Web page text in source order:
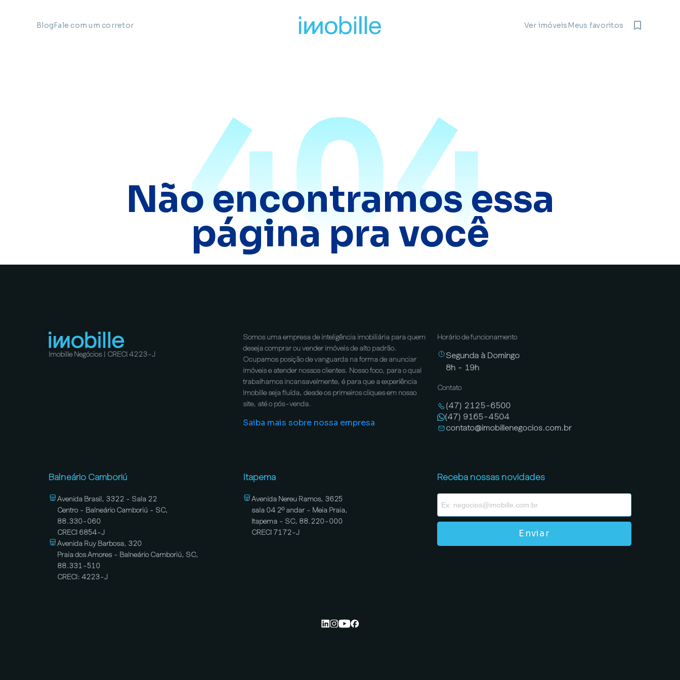
BlogFale com um corretor Ver imóveisMeus favoritos
404
Não encontramos essa
página pra você
Imobille Negócios | CRECI 4223-J
Somos uma empresa de inteligência imobiliária para quem
deseja comprar ou vender imóveis de alto padrão.
Ocupamos posição de vanguarda na forma de anunciar
imóveis e atender nossos clientes. Nosso foco, para o qual
trabalhamos incansavelmente, é para que a experiência
Imobille seja fluída, desde os primeiros cliques em nosso
site, até o pós-venda.
Saiba mais sobre nossa empresa
Horário de funcionamento
Segunda à Domingo
8h - 19h
Contato
(47) 2125-6500
(47) 9165-4504
contato@imobillenegocios.com.br
Balneário Camboriú
Avenida Brasil, 3322 - Sala 22
Centro - Balneário Camboriú - SC,
88.330-060
CRECI 6854-J
Avenida Ruy Barbosa, 320
Praia dos Amores - Balneário Camboriú, SC,
88.331-510
CRECI: 4223-J
Itapema
Avenida Nereu Ramos, 3625
sala 04 2º andar - Meia Praia,
Itapema - SC, 88.220-000
CRECI 7172-J
Receba nossas novidades
Enviar